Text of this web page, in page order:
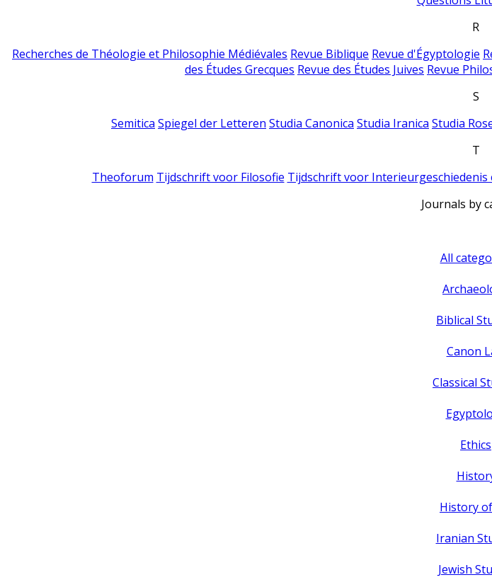
R
Recherches de Théologie et Philosophie Médiévales Revue Biblique Revue d'Égyptologie
des Études Grecques Revue des Études Juives Revue
S
Semitica Spiegel der Letteren Studia Canonica Studia Iranica Studia
T
Theoforum Tijdschrift voor Filosofie Tijdschrift voor Interieurgeschiedenis
Journals by
All
Biblical
Canon
Classical
Ethics
History
Iranian
Jewish